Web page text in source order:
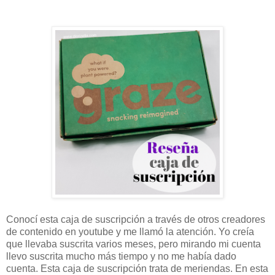
Conocí esta caja de suscripción a través de otros creadores
de contenido en youtube y me llamó la atención. Yo creía
que llevaba suscrita varios meses, pero mirando mi cuenta
llevo suscrita mucho más tiempo y no me había dado
cuenta. Esta caja de suscripción trata de meriendas. En esta